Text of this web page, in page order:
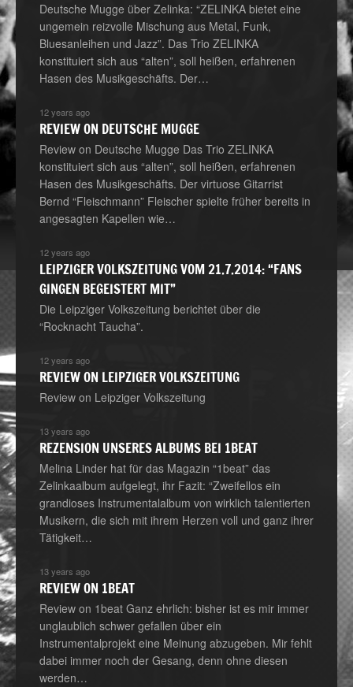
Deutsche Mugge über Zelinka: “ZELINKA bietet eine
ungemein reizvolle Mischung aus Metal, Funk,
Bluesanleihen und Jazz”. Das Trio ZELINKA
konstituiert sich aus “alten”, soll heißen, erfahrenen
Hasen des Musikgeschäfts. Der…
12 years ago
REVIEW ON DEUTSCHE MUGGE
Review on Deutsche Mugge Das Trio ZELINKA
konstituiert sich aus “alten”, soll heißen, erfahrenen
Hasen des Musikgeschäfts. Der virtuose Gitarrist
Bernd “Fleischmann” Fleischer spielte früher bereits in
angesagten Kapellen wie…
12 years ago
LEIPZIGER VOLKSZEITUNG VOM 21.7.2014: “FANS
GINGEN BEGEISTERT MIT”
Die Leipziger Volkszeitung berichtet über die
“Rocknacht Taucha”.
12 years ago
REVIEW ON LEIPZIGER VOLKSZEITUNG
Review on Leipziger Volkszeitung
13 years ago
REZENSION UNSERES ALBUMS BEI 1BEAT
Melina Linder hat für das Magazin “1beat” das
Zelinkaalbum aufgelegt, ihr Fazit: “Zweifellos ein
grandioses Instrumentalalbum von wirklich talentierten
Musikern, die sich mit ihrem Herzen voll und ganz ihrer
Tätigkeit…
13 years ago
REVIEW ON 1BEAT
Review on 1beat Ganz ehrlich: bisher ist es mir immer
unglaublich schwer gefallen über ein
Instrumentalprojekt eine Meinung abzugeben. Mir fehlt
dabei immer noch der Gesang, denn ohne diesen
werden…